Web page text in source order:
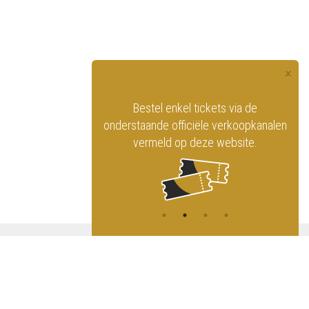
×
Bestel enkel tickets via de
onderstaande officiële verkoopkanalen
vermeld op deze website.